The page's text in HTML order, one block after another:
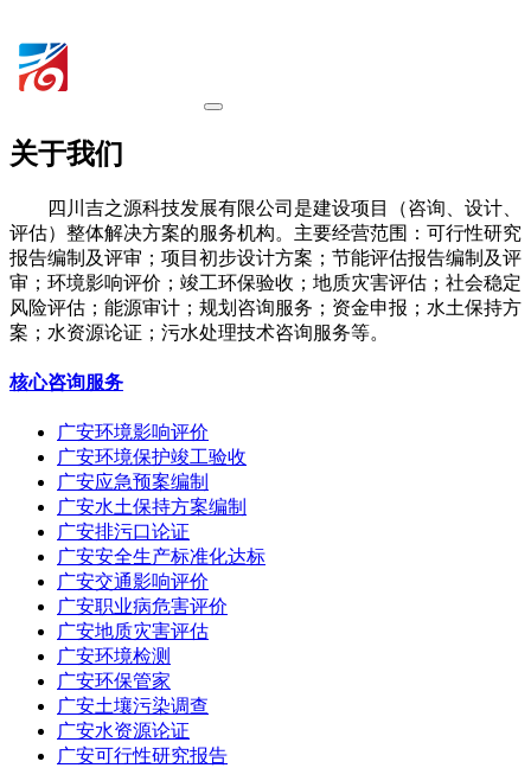
关于我们
四川吉之源科技发展有限公司是建设项目（咨询、设计、
评估）整体解决方案的服务机构。主要经营范围：可行性研究
报告编制及评审；项目初步设计方案；节能评估报告编制及评
审；环境影响评价；竣工环保验收；地质灾害评估；社会稳定
风险评估；能源审计；规划咨询服务；资金申报；水土保持方
案；水资源论证；污水处理技术咨询服务等。
核心咨询服务
广安环境影响评价
广安环境保护竣工验收
广安应急预案编制
广安水土保持方案编制
广安排污口论证
广安安全生产标准化达标
广安交通影响评价
广安职业病危害评价
广安地质灾害评估
广安环境检测
广安环保管家
广安土壤污染调查
广安水资源论证
广安可行性研究报告